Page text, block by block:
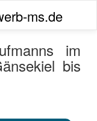
ms.de
im
bis